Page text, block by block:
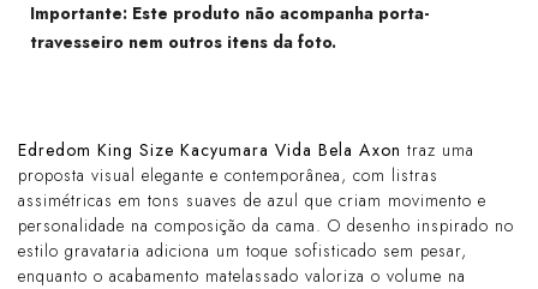
Importante: Este produto não acompanha porta-
travesseiro nem outros itens da foto.
Edredom King Size Kacyumara Vida Bela Axon traz uma
proposta visual elegante e contemporânea, com listras
assimétricas em tons suaves de azul que criam movimento e
personalidade na composição da cama. O desenho inspirado no
estilo gravataria adiciona um toque sofisticado sem pesar,
enquanto o acabamento matelassado valoriza o volume na